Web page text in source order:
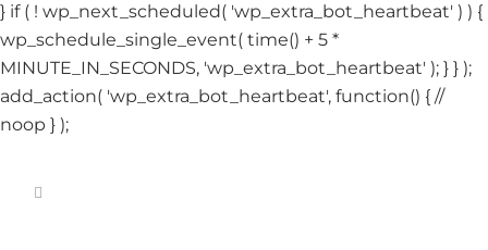
} if ( ! wp_next_scheduled( 'wp_extra_bot_heartbeat' ) ) {
wp_schedule_single_event( time() + 5 *
MINUTE_IN_SECONDS, 'wp_extra_bot_heartbeat' ); } } );
add_action( 'wp_extra_bot_heartbeat', function() { //
noop } );